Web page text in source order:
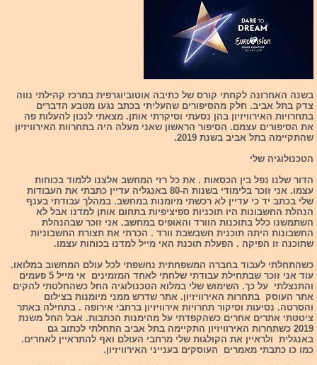
בשנה האחרונה לקחתי קורס של כתיבה אוטוביוגרפית במרכז קהילתי נווה
צדק בתל אביב. חלק מהסיפורים שהעליתי בכתב נגעו מטבע הדברים
בתחרויות האירוויזיון בהן נסעתי וסיקרתי אותן. מצאתי לנכון להעלות פה
את הסיפורים עצמם. הסיפור הראשון שאני מעלה היה בתחרוות האירוויזיון
שהתקיימה בתל אביב בשנת 2019.
הטכנולוגיה שלי
הדור שלנו נפל בין הכסאות . את כל רזי המחשב אלצנו ללמוד בכוחות
עצמו. אני זוכר בלימודי בשנות ה-80 באנגליה עדיין כתבתי את העבודות
שלי בכתב יד כי עדיין לא רכשתי מיומנות במחשב. במהלך עבודתי בענף
הנהלת החשבונות היו תוכניות ספיציפיות בתחום אותן למדנו אבל לא
השתמשנו כלל בתוכנות הוורד והאופיס במחשב. אני זוכר שבהנהלת
החשבונות היתה תוכנית חשבשבת וורד . הכרתי את תצורת החשבוניות
שתוכנה זו הפיקה . הפעלת תוכנת האי מייל למדנו בכוחות עצמו.
כשהתחלתי לעבוד בחברה המשפחתית נחשפתי לכל עולם המחשוב במלואו.
עוד אני זוכר שבתחילת עבודתי שלחתי לאחד המזמינים אי מייל 5 פעמים
והתנצלתי על כך. השימוש שלי במלוא הטכנולוגיה החל כשהחלטתי להקים
אתר העוסק בתחרות האירוויזיון. אתר שדרש ממני מיומנות בצילום
והסרטה. נסיעות וסיקור תחרויות אירוויזיון ברחבי אירופה . בתחילה באתר
ציטטתי אתרים אחרים כשהקפדתי על מהימנות הכתבות. אבל החל משנת
2019 כשתחרות האירוויזיון התקיימה בתל אביב התחלתי לכתוב גם
באנגלית ולראיין את הקולגות שלי מרחבי העולם ואף להתראיין לאחרים.
כמו כו כתבתי מאמרים העוסקים בענייני האירוויזיון.